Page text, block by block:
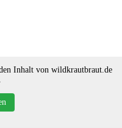
Inhalt von wildkrautbraut.de